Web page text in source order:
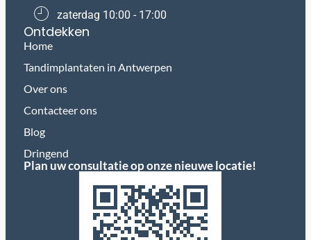
Ontdekken
Home
Tandimplantaten in Antwerpen
Over ons
Contacteer ons
Blog
Dringend
Plan uw consultatie op onze nieuwe locatie!
​zaterdag ​10:00 - 17:00